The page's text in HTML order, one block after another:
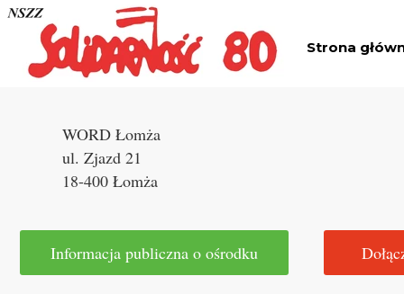
WORD Łomża
ul. Zjazd 21
18-400 Łomża
Informacja publiczna o ośrodku
Strona